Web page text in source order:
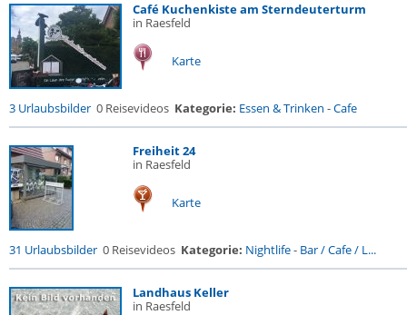
Café Kuchenkiste am Sterndeuterturm
in Raesfeld
Karte
3 Urlaubsbilder 0 Reisevideos Kategorie: Essen & Trinken -Cafe
Freiheit 24
in Raesfeld
Karte
31 Urlaubsbilder 0 Reisevideos Kategorie: Nightlife- Bar / Cafe / L...
Landhaus Keller
in Raesfeld